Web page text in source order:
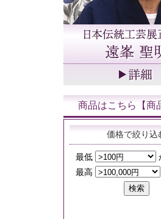
商品はこちら【商
価格で絞り込